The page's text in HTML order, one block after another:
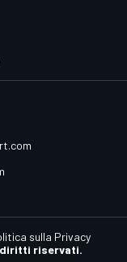
riservati.
sulla Privacy